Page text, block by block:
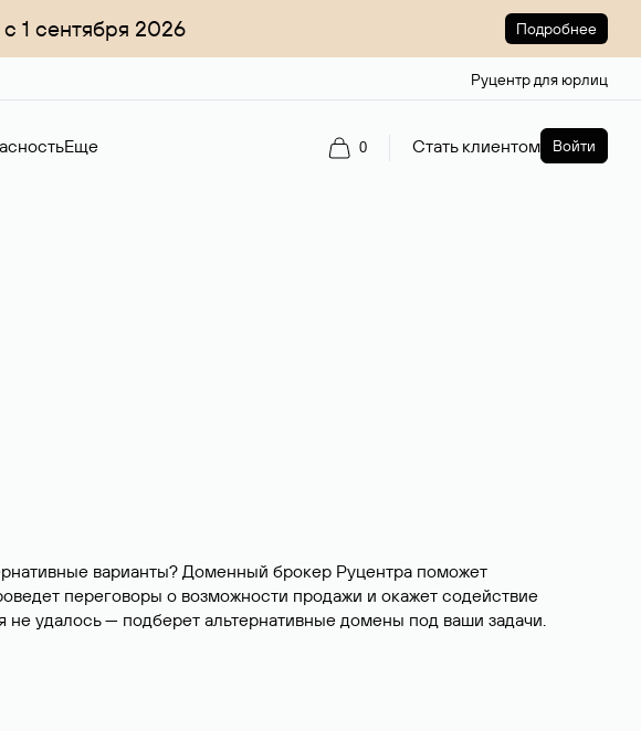
1 сентября 2026 Подробнее
Руцентр для юрлиц
Еще 0 Стать клиентом Войти
варианты? Доменный брокер Руцентра поможет
переговоры о возможности продажи и окажет содействие
не удалось — подберет альтернативные домены под ваши задачи.